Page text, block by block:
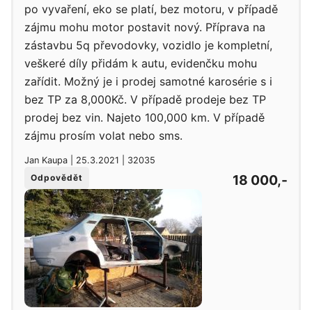
po vyvaření, eko se platí, bez motoru, v případě
zájmu mohu motor postavit nový. Příprava na
zástavbu 5q převodovky, vozidlo je kompletní,
veškeré díly přidám k autu, evidenčku mohu
zařídit. Možný je i prodej samotné karosérie s i
bez TP za 8,000Kč. V případě prodeje bez TP
prodej bez vin. Najeto 100,000 km. V případě
zájmu prosím volat nebo sms.
Jan Kaupa | 25.3.2021 | 32035
Odpovědět
18 000,-